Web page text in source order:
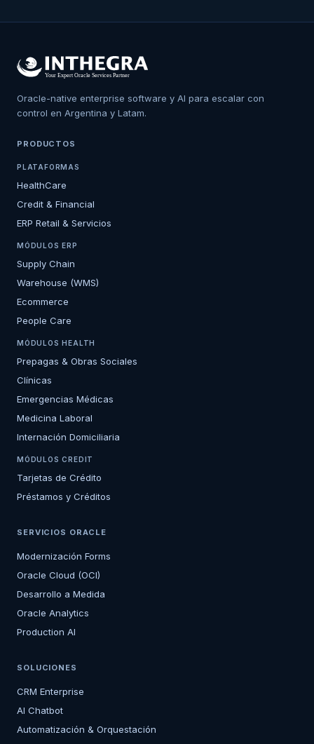
Oracle-native enterprise software y AI para escalar con
control en Argentina y Latam.
PRODUCTOS
PLATAFORMAS
HealthCare
Credit & Financial
ERP Retail & Servicios
MÓDULOS ERP
Supply Chain
Warehouse (WMS)
Ecommerce
People Care
MÓDULOS HEALTH
Prepagas & Obras Sociales
Clínicas
Emergencias Médicas
Medicina Laboral
Internación Domiciliaria
MÓDULOS CREDIT
Tarjetas de Crédito
Préstamos y Créditos
SERVICIOS ORACLE
Modernización Forms
Oracle Cloud (OCI)
Desarrollo a Medida
Oracle Analytics
Production AI
SOLUCIONES
CRM Enterprise
AI Chatbot
Automatización & Orquestación